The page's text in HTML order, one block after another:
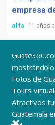
empresa
alfa 11 años
Fotos de
Tours
Atractivos
Guatemala